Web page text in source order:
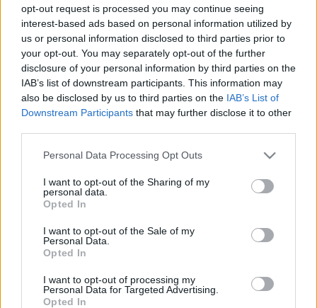
opt-out request is processed you may continue seeing
interest-based ads based on personal information utilized by
us or personal information disclosed to third parties prior to
your opt-out. You may separately opt-out of the further
disclosure of your personal information by third parties on the
IAB’s list of downstream participants. This information may
also be disclosed by us to third parties on the IAB’s List of
Downstream Participants that may further disclose it to other
Please note that this website/app uses one or more Google
not limited to your visit or usage behaviour. You may click to
grant or deny consent to Google and its third-party tags to
use your data for below specified purposes in below Google
consent section.
Personal Data Processing Opt Outs
I want to opt-out of the Sharing of my
personal data.
Opted In
I want to opt-out of the Sale of my
Personal Data.
Opted In
I want to opt-out of processing my
Personal Data for Targeted Advertising.
Opted In
LEGFRISSEBB
Helyi hírek
Amire többmillióan vártunk: szombattól
másodfokúra csökken a riasztás
Országos hírek
továbbképzésekkel erősít a Gál Ferenc
Egyetem
Országos hírek